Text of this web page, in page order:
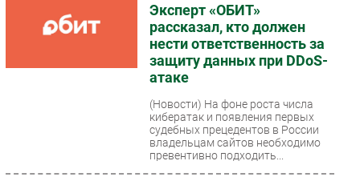
Эксперт «ОБИТ»
рассказал, кто должен
нести ответственность за
защиту данных при DDoS-
атаке
(Новости) На фоне роста числа
кибератак и появления первых
судебных прецедентов в России
владельцам сайтов необходимо
превентивно подходить...